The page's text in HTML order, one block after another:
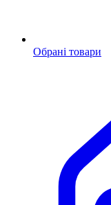
Обрані товари